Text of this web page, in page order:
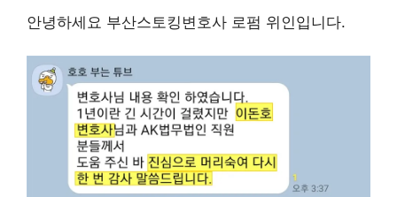
안녕하세요 부산스토킹변호사 로펌 위인입니다.